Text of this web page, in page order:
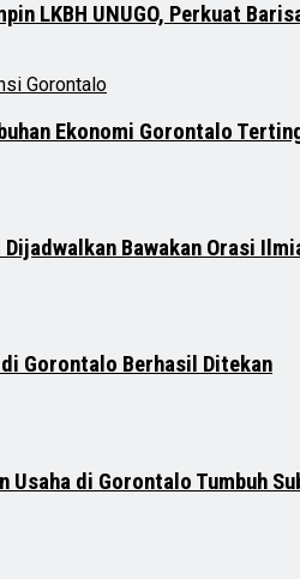
LKBH UNUGO, Perkuat
Ekonomi Gorontalo
Dijadwalkan Bawakan Orasi
Gorontalo Berhasil Ditekan
Usaha di Gorontalo Tumbuh